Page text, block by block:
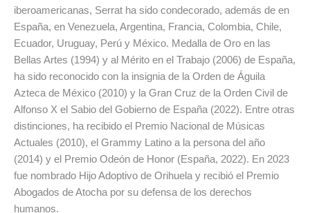
iberoamericanas, Serrat ha sido condecorado, además de en
España, en Venezuela, Argentina, Francia, Colombia, Chile,
Ecuador, Uruguay, Perú y México. Medalla de Oro en las
Bellas Artes (1994) y al Mérito en el Trabajo (2006) de España,
ha sido reconocido con la insignia de la Orden de Águila
Azteca de México (2010) y la Gran Cruz de la Orden Civil de
Alfonso X el Sabio del Gobierno de España (2022). Entre otras
distinciones, ha recibido el Premio Nacional de Músicas
Actuales (2010), el Grammy Latino a la persona del año
(2014) y el Premio Odeón de Honor (España, 2022). En 2023
fue nombrado Hijo Adoptivo de Orihuela y recibió el Premio
Abogados de Atocha por su defensa de los derechos
humanos.